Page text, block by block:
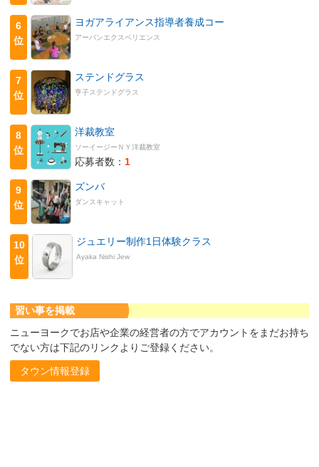
6
位
ヨガアライアンス指導者養成コー
アーバンエクスペリエンス
7
位
ステンドグラス
亨子ステンドグラス
8
位
洋裁教室
ソーイージーＮＹ洋裁教室
応募者数： 1
9
位
ズンバ
ダンスキャット
10
位
ジュエリー制作1日体験クラス
Ayaka Nishi Jew
習い事を掲載
ニューヨークでお店や企業の経営者の方でアカウントをまだお持ち
でない方は下記のリンクよりご登録ください。
タウン情報登録